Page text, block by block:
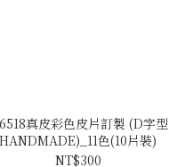
真皮彩色皮片訂製 (D字型
HANDMADE)_11色(10片裝)
NT$300